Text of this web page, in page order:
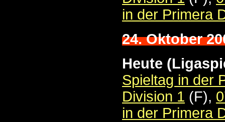
in der Primera
24. Oktober
Heute
Spieltag in der
Division 1 (F),
in der Primera